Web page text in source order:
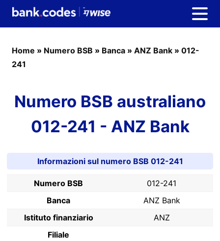
Home » Numero BSB » Banca » ANZ Bank » 012-
241
Numero BSB australiano
012-241 - ANZ Bank
Informazioni sul numero BSB 012-241
Numero BSB
012-241
Banca
ANZ Bank
Istituto finanziario
ANZ
Filiale